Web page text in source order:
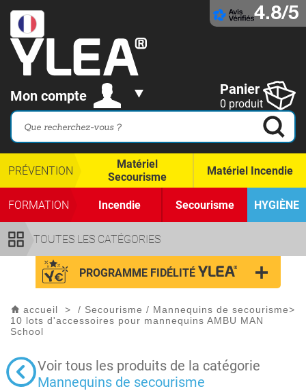
4.8/5
Mon compte Panier
0 produit
TOUTES LES CATÉGORIES
PRÉVENTION
Matériel
Secourisme
Matériel Incendie
FORMATION Incendie Secourisme HYGIÈNE
PROGRAMME FIDÉLITÉ
accueil > / Secourisme / Mannequins de secourisme>
10 lots d'accessoires pour mannequins AMBU MAN
School
Voir tous les produits de la catégorie
Mannequins de secourisme